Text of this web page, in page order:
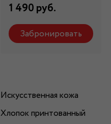
1 490 руб.
Забронировать
Искусственная кожа
Хлопок принтованный